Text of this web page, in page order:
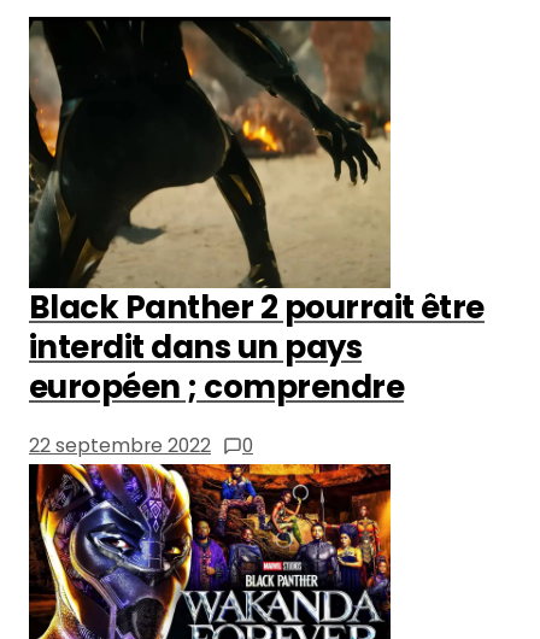
Black Panther 2 pourrait être
interdit dans un pays
européen ; comprendre
22 septembre 2022 0